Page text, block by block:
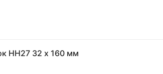
HH27 32 x 160 мм